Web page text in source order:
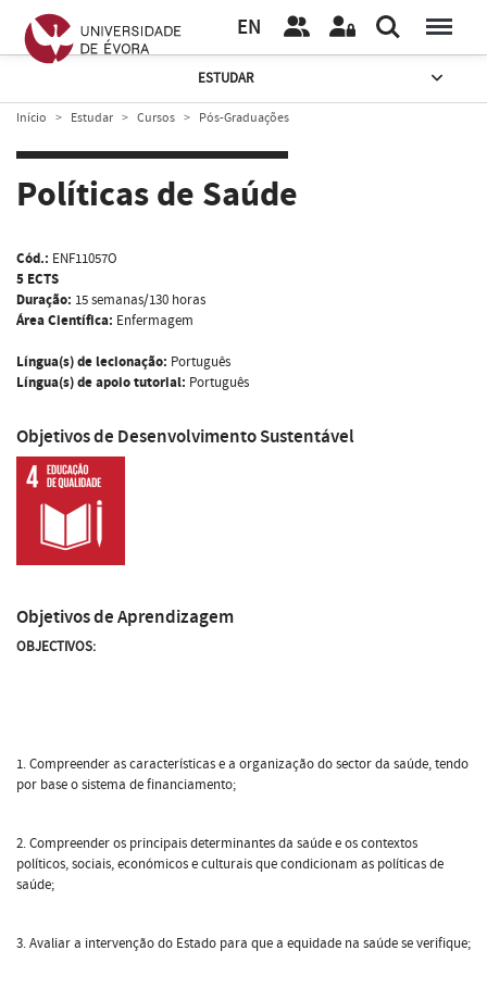
EN
ESTUDAR
Início Estudar Cursos Pós-Graduações
Políticas de Saúde
Cód.: ENF11057O
5 ECTS
Duração: 15 semanas/130 horas
Área Científica: Enfermagem
Língua(s) de lecionação: Português
Língua(s) de apoio tutorial: Português
Objetivos de Desenvolvimento Sustentável
Objetivos de Aprendizagem
OBJECTIVOS:
1. Compreender as características e a organização do sector da saúde, tendo
por base o sistema de financiamento;
2. Compreender os principais determinantes da saúde e os contextos
políticos, sociais, económicos e culturais que condicionam as políticas de
saúde;
3. Avaliar a intervenção do Estado para que a equidade na saúde se verifique;